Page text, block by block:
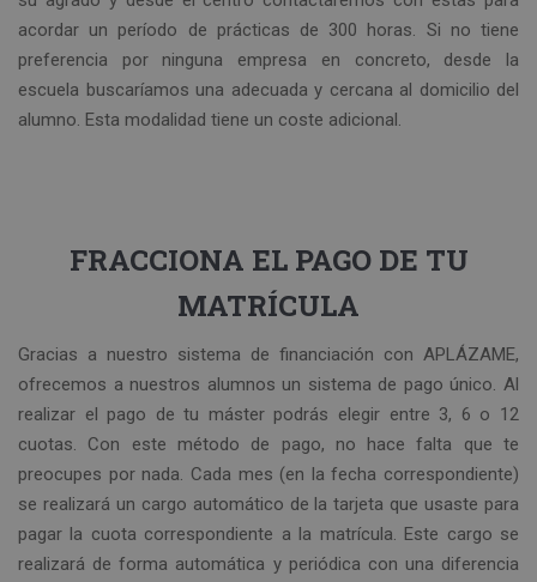
acordar un período de prácticas de 300 horas. Si no tiene
preferencia por ninguna empresa en concreto, desde la
escuela buscaríamos una adecuada y cercana al domicilio del
alumno. Esta modalidad tiene un coste adicional.
FRACCIONA EL PAGO DE TU
MATRÍCULA
Gracias a nuestro sistema de financiación con APLÁZAME,
ofrecemos a nuestros alumnos un sistema de pago único. Al
realizar el pago de tu máster podrás elegir entre 3, 6 o 12
cuotas. Con este método de pago, no hace falta que te
preocupes por nada. Cada mes (en la fecha correspondiente)
se realizará un cargo automático de la tarjeta que usaste para
pagar la cuota correspondiente a la matrícula. Este cargo se
realizará de forma automática y periódica con una diferencia